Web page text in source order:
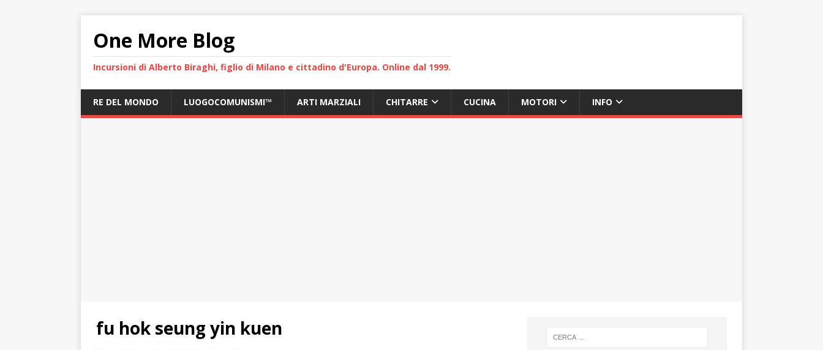
One More Blog
Incursioni di Alberto Biraghi, figlio di Milano e cittadino d'Europa. Online dal 1999.
RE DEL MONDO LUOGOCOMUNISMI™ ARTI MARZIALI CHITARRE CUCINA MOTORI INFO
fu hok seung yin kuen